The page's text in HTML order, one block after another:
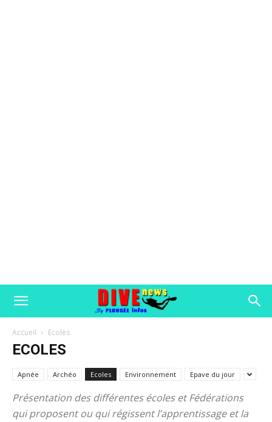
Accueil Ecoles
ECOLES
Apnée Archéo Ecoles Environnement Epave du jour
Présentation des différentes écoles et Fédérations
qui proposent ou qui régissent l’apprentissage et la